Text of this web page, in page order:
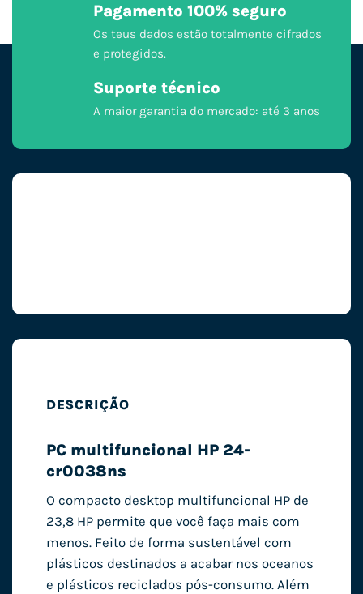
Pagamento 100% seguro
Os teus dados estão totalmente cifrados
e protegidos.
Suporte técnico
A maior garantia do mercado: até 3 anos
DESCRIÇÃO
PC multifuncional HP 24-
cr0038ns
O compacto desktop multifuncional HP de
23,8 HP permite que você faça mais com
menos. Feito de forma sustentável com
plásticos destinados a acabar nos oceanos
e plásticos reciclados pós-consumo. Além